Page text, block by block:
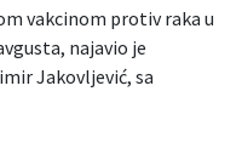
vakcinom protiv raka u
najavio je
Jakovljević, sa